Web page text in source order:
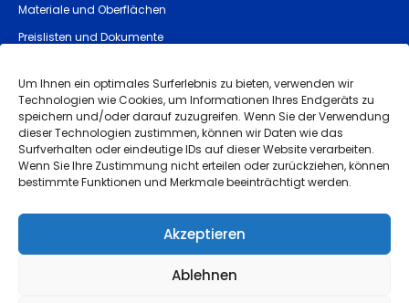
Um Ihnen ein optimales Surferlebnis zu bieten, verwenden wir
Technologien wie Cookies, um Informationen Ihres Endgeräts zu
speichern und/oder darauf zuzugreifen. Wenn Sie der Verwendung
dieser Technologien zustimmen, können wir Daten wie das
Surfverhalten oder eindeutige IDs auf dieser Website verarbeiten.
Wenn Sie Ihre Zustimmung nicht erteilen oder zurückziehen, können
bestimmte Funktionen und Merkmale beeinträchtigt werden.
Akzeptieren
Ablehnen
Materiale und Oberflächen
Preislisten und Dokumente
Impressum
Allgemeine Geschäftsbedingungen
Qualitätsgarantie und Reklamation
Datenschutz